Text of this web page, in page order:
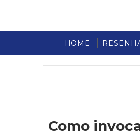
HOME
Como